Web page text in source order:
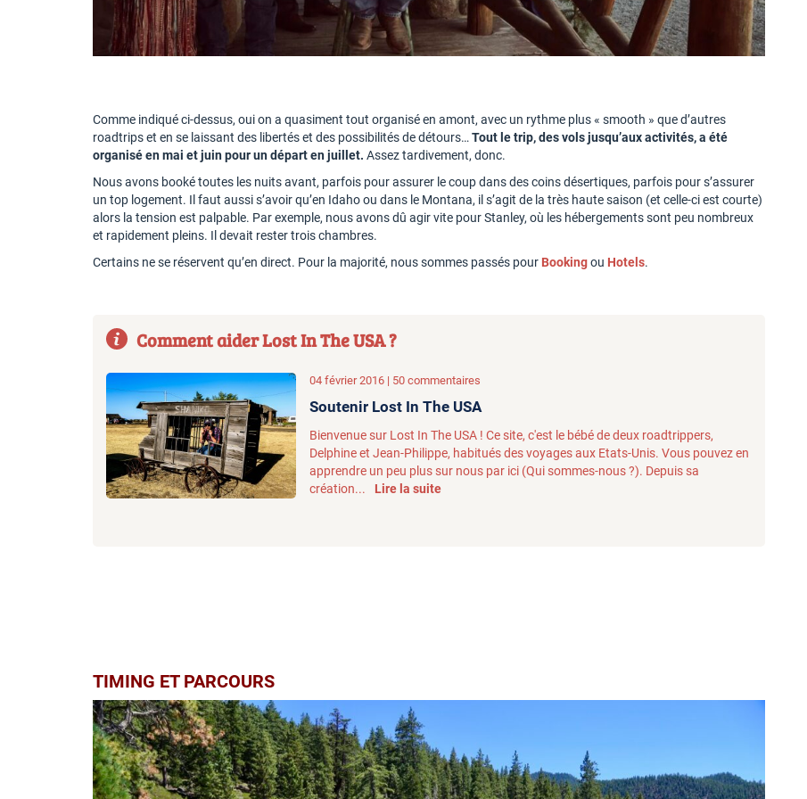
Comme indiqué ci-dessus, oui on a quasiment tout organisé en amont, avec un rythme plus « smooth » que d’autres
roadtrips et en se laissant des libertés et des possibilités de détours…Tout le trip, des vols jusqu’aux activités, a été
organisé en mai et juin pour un départ en juillet.Assez tardivement, donc.
Nous avons booké toutes les nuits avant, parfois pour assurer le coup dans des coins désertiques, parfois pour s’assurer
un top logement. Il faut aussi s’avoir qu’en Idaho ou dans le Montana, il s’agit de la très haute saison (et celle-ci est courte)
alors la tension est palpable. Par exemple, nous avons dû agir vite pour Stanley, où les hébergements sont peu nombreux
et rapidement pleins. Il devait rester trois chambres.
Certains ne se réservent qu’en direct. Pour la majorité, nous sommes passés pour Bookingou Hotels.
Comment aider Lost In The USA ?
04 février 2016 | 50 commentaires
Soutenir Lost In The USA
Bienvenue sur Lost In The USA ! Ce site, c'est le bébé de deux roadtrippers,
Delphine et Jean-Philippe, habitués des voyages aux Etats-Unis. Vous pouvez en
apprendre un peu plus sur nous par ici (Qui sommes-nous ?). Depuis sa
création...
Lire la suite
TIMING ET PARCOURS